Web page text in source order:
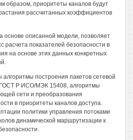
образом, приоритеты каналов будут
рассчитанных коэффициентов
основе описанной модели, позволяет
расчета показателей безопасности в
на основе этих данных конкретных
алгоритмы построения пакетов сетевой
ГОСТ Р ИСО/МЭК 15408, алгоритмы
сети и преобразования
в приоритеты каналов доступа.
политики управления потоками
динамической маршрутизации к